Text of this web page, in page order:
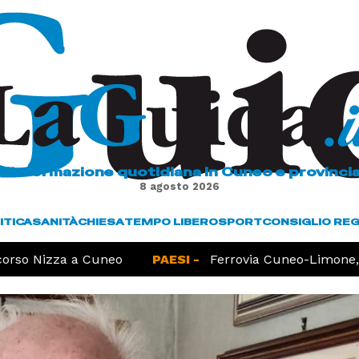
L'informazione quotidiana in Cuneo e
8 agosto 2026
SANITÀCHIESATEMPO LIBEROSPORTCONSIGLIO
Nizza a Cuneo PAESI - Ferrovia Cuneo-Limone,